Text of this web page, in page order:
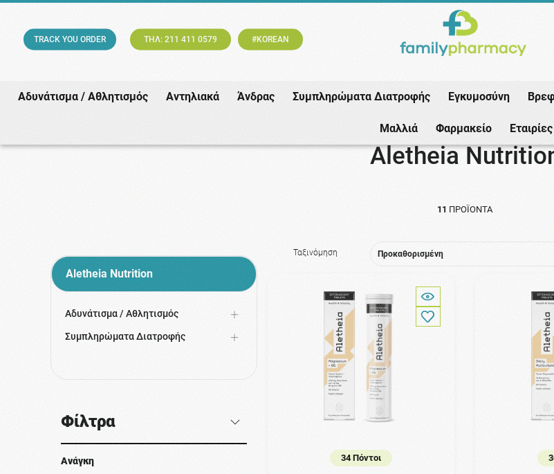
TRACK YOU ORDER ΤΗΛ: 211 411 0579 #KOREAN
Αδυνάτισμα / Αθλητισμός Αντηλιακά Άνδρας Συμπληρώματα Διατροφής Εγκυμοσύνη
Μαλλιά Φαρμακείο Εταιρίες
Αρχική Εταιρίες / Aletheia Nutrition
Aletheia
11 ΠΡΟΪΌΝΤΑ
Aletheia Nutrition
Αδυνάτισμα / Αθλητισμός
Συμπληρώματα Διατροφής
Φίλτρα
Ανάγκη
Ταξινόμηση
34 Πόντοι